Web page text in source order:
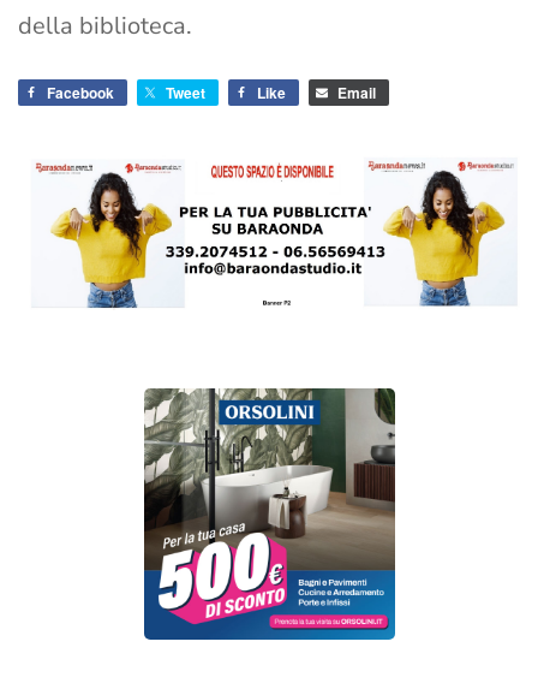
della biblioteca.
Facebook Tweet Like Email